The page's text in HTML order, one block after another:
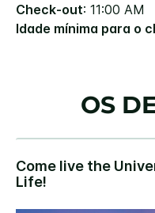
Check-out: 11:00 AM
Idade mínima para o
OS